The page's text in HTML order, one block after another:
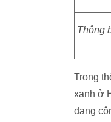
Thông
Trong
xanh ở
đang